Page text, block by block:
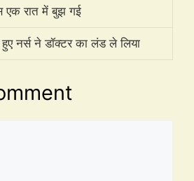
एक रात में बुझ गई
नर्स ने डॉक्टर का लंड ले लिया